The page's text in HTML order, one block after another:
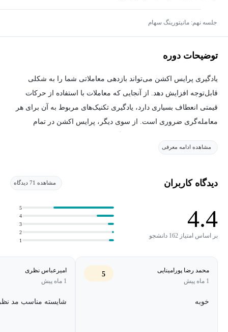
جلسه نهم: مانیتورینگ سهام
توضیحات دوره
یادگیری پرایس اکشن می‌تواند بازدهی معاملاتی شما را به شکلی
قابل‌توجه افزایش دهد. از آنجایی که معاملات با استفاده از حرکات
قیمتی انعطاف بسیاری دارد، یادگیری تکنیک‌های مربوط به آن برای هر
معامله‌گری ضروری است. از سوی دیگر، پرایس اکشن در تمام
رمز ارزها، کاربرد دارد و نمی‌توان آن را مختص یک بازار خاص دانست.
دوره آموزش پرایس اکشن رایگان مناسب چه کسانی
تنها کافی است قصد ورود به بازارهای مالی را داشته باشید؛ همین
مسئله برای شرکت در این دوره رایگان پرایس اکشن کفایت می‌کند. از
می‌تواند در آن شرکت کند.
بعد از فراگیری دوره آموزش پرایش اکشن چه مهارت
مشاهده ادامه معرفی
دیدگاه کاربران مشاهده 71 دیدگاه
4.4
بر اساس امتیاز 162 دانشجو
1
2
3
4
5
محمد رضا پورامینایی
1 ماه پیش
5
خوبه
امیرعباس نظری
1 ماه پیش
شایسته مناسب مد